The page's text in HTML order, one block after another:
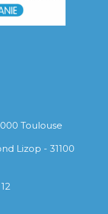
Toulouse
Lizop - 31100